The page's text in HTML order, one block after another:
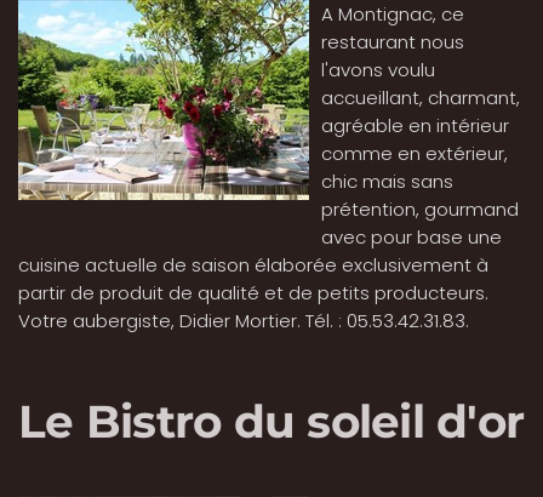
A Montignac, ce
restaurant nous
l'avons voulu
accueillant, charmant,
agréable en intérieur
comme en extérieur,
chic mais sans
prétention, gourmand
avec pour base une
cuisine actuelle de saison élaborée exclusivement à
partir de produit de qualité et de petits producteurs.
Votre aubergiste, Didier Mortier. Tél. : 05.53.42.31.83.
Le Bistro du soleil d'or